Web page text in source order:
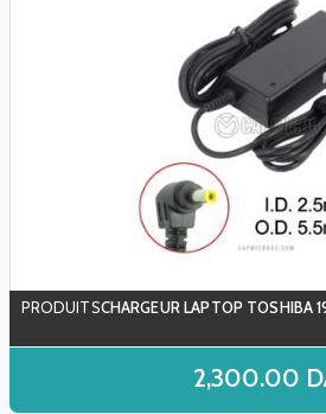
CHARGEUR LAPTOP TOSHIBA
2,300.00